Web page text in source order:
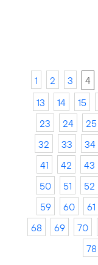
1 2 3 4
13
14 15
23
24 25
32
33 34
41
42 43
50
51 52
59
60 61
68
69 70
78